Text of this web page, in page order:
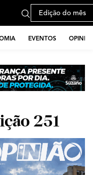
Edição do mês
EVENTOS
251